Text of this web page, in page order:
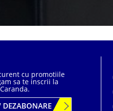
cu promotiile
sa te inscrii la